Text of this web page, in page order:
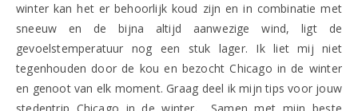
winter kan het er behoorlijk koud zijn en in combinatie met
sneeuw en de bijna altijd aanwezige wind, ligt de
gevoelstemperatuur nog een stuk lager. Ik liet mij niet
tegenhouden door de kou en bezocht Chicago in de winter
en genoot van elk moment. Graag deel ik mijn tips voor jouw